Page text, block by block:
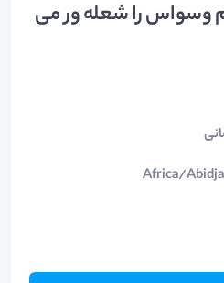
وسواس را شعله ور می
Africa/